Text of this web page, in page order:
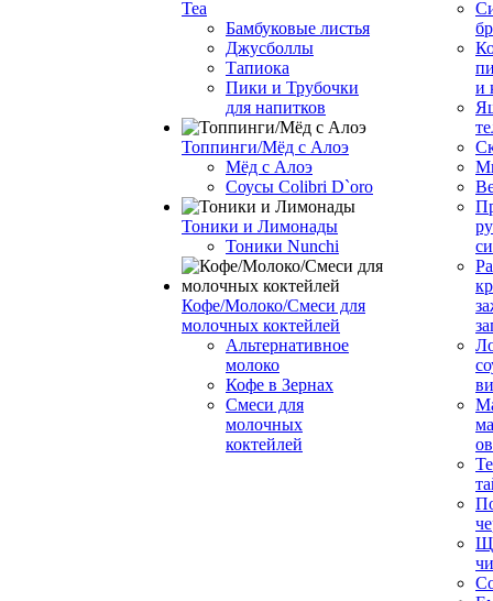
Tea
Бамбуковые листья
Джусболлы
Тапиока
Пики и Трубочки
для напитков
Топпинги/Мёд с Алоэ
Мёд с Алоэ
Соусы Colibri D`oro
Тоники и Лимонады
Тоники Nunchi
Кофе/Молоко/Смеси для
молочных коктейлей
Альтернативное
молоко
Кофе в Зернах
Смеси для
молочных
коктейлей
и